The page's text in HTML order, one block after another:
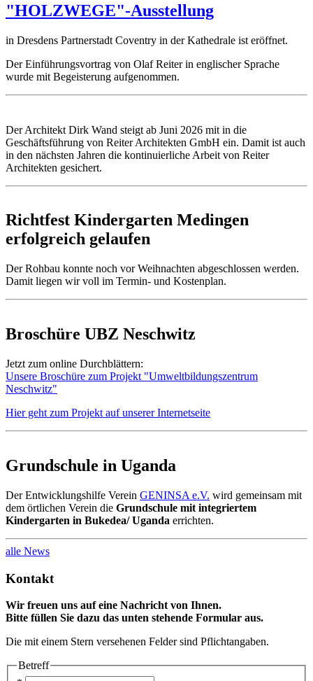
"HOLZWEGE"-Ausstellung
in Dresdens Partnerstadt Coventry in der Kathedrale ist eröffnet.
Der Einführungsvortrag von Olaf Reiter in englischer Sprache
wurde mit Begeisterung aufgenommen.
Der Architekt Dirk Wand steigt ab Juni 2026 mit in die
Geschäftsführung von Reiter Architekten GmbH ein. Damit ist auch
in den nächsten Jahren die kontinuierliche Arbeit von Reiter
Architekten gesichert.
Richtfest Kindergarten Medingen
erfolgreich gelaufen
Der Rohbau konnte noch vor Weihnachten abgeschlossen werden.
Damit liegen wir voll im Termin- und Kostenplan.
Broschüre UBZ Neschwitz
Jetzt zum online Durchblättern:
Unsere Broschüre zum Projekt "Umweltbildungszentrum
Neschwitz"
Hier geht zum Projekt auf unserer Internetseite
Grundschule in Uganda
Der Entwicklungshilfe Verein GENINSA e.V. wird gemeinsam mit
dem örtlichen Verein die Grundschule mit integriertem
Kindergarten in Bukedea/ Uganda errichten.
alle News
Kontakt
Wir freuen uns auf eine Nachricht von Ihnen.
Bitte füllen Sie dazu das unten stehende Formular aus.
Die mit einem Stern versehenen Felder sind Pflichtangaben.
Betreff